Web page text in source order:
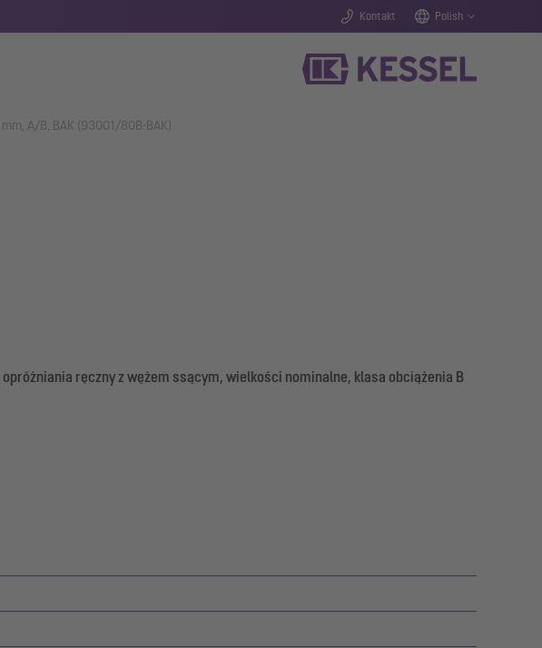
Kontakt Polish
A/B, BAK (93001/80B-BAK)
ręczny z wężem ssącym, wielkości nominalne, klasa obciążenia B